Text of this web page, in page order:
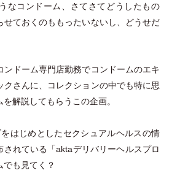
なコンドーム、さてさてどうしたもの
せておくのももったいないし、どうせだ
ンドーム専門店勤務でコンドームのエキ
クさんに、コレクションの中でも特に思
解説してもらうこの企画。
はじめとしたセクシュアルヘルスの情
されている 「aktaデリバリーヘルスプロ
でも見てく？